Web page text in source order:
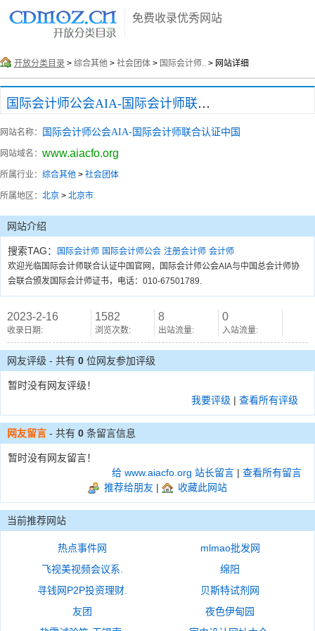
免费收录优秀网站
开放分类目录 > 综合其他 > 社会团体 > 国际会计师.. > 网站详细
国际会计师公会AIA-国际会计师联合认证中国
网站名称： 国际会计师公会AIA-国际会计师联合认证中国
网站域名： www.aiacfo.org
所属行业： 综合其他 > 社会团体
所属地区： 北京 > 北京市
网站介绍
搜索TAG： 国际会计师 国际会计师公会 注册会计师 会计师
欢迎光临国际会计师联合认证中国官网，国际会计师公会AIA与中国总会计师协
会联合颁发国际会计师证书，电话：010-67501789.
2023-2-16
收录日期:
1582
浏览次数:
8
出站流量:
0
入站流量:
网友评级 - 共有 0 位网友参加评级
暂时没有网友评级！
我要评级 | 查看所有评级
网友留言 - 共有 0 条留言信息
暂时没有网友留言！
给 www.aiacfo.org 站长留言 | 查看所有留言
推荐给朋友 | 收藏此网站
当前推荐网站
热点事件网
mlmao批发网
飞视美视频会议系.
绵阳
寻钱网P2P投资理财.
贝斯特试剂网
友团
夜色伊甸园